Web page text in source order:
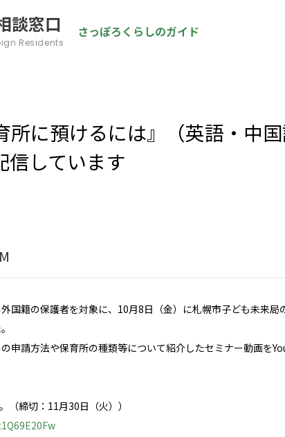
談窓口
Residents
さっぽろくらしのガイド
所に預けるには』（英語・中
信しています
国籍の保護者を対象に、10月8日（金）に札幌市子ども未来局
申請方法や保育所の種類等について紹介したセミナー動画を
（締切：11月30日（火））